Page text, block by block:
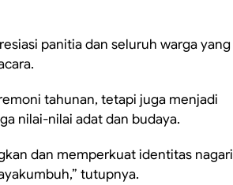
panitia dan seluruh warga yang
tahunan, tetapi juga menjadi
nilai-nilai adat dan budaya.
dan memperkuat identitas nagari
tutupnya.